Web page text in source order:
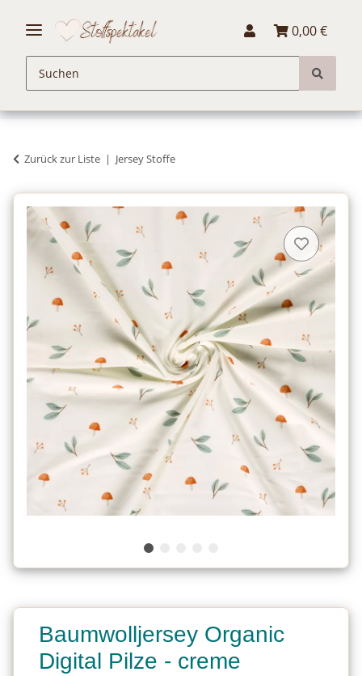
0,00 €
Zurück zur Liste Jersey Stoffe
Baumwolljersey Organic
Digital Pilze - creme